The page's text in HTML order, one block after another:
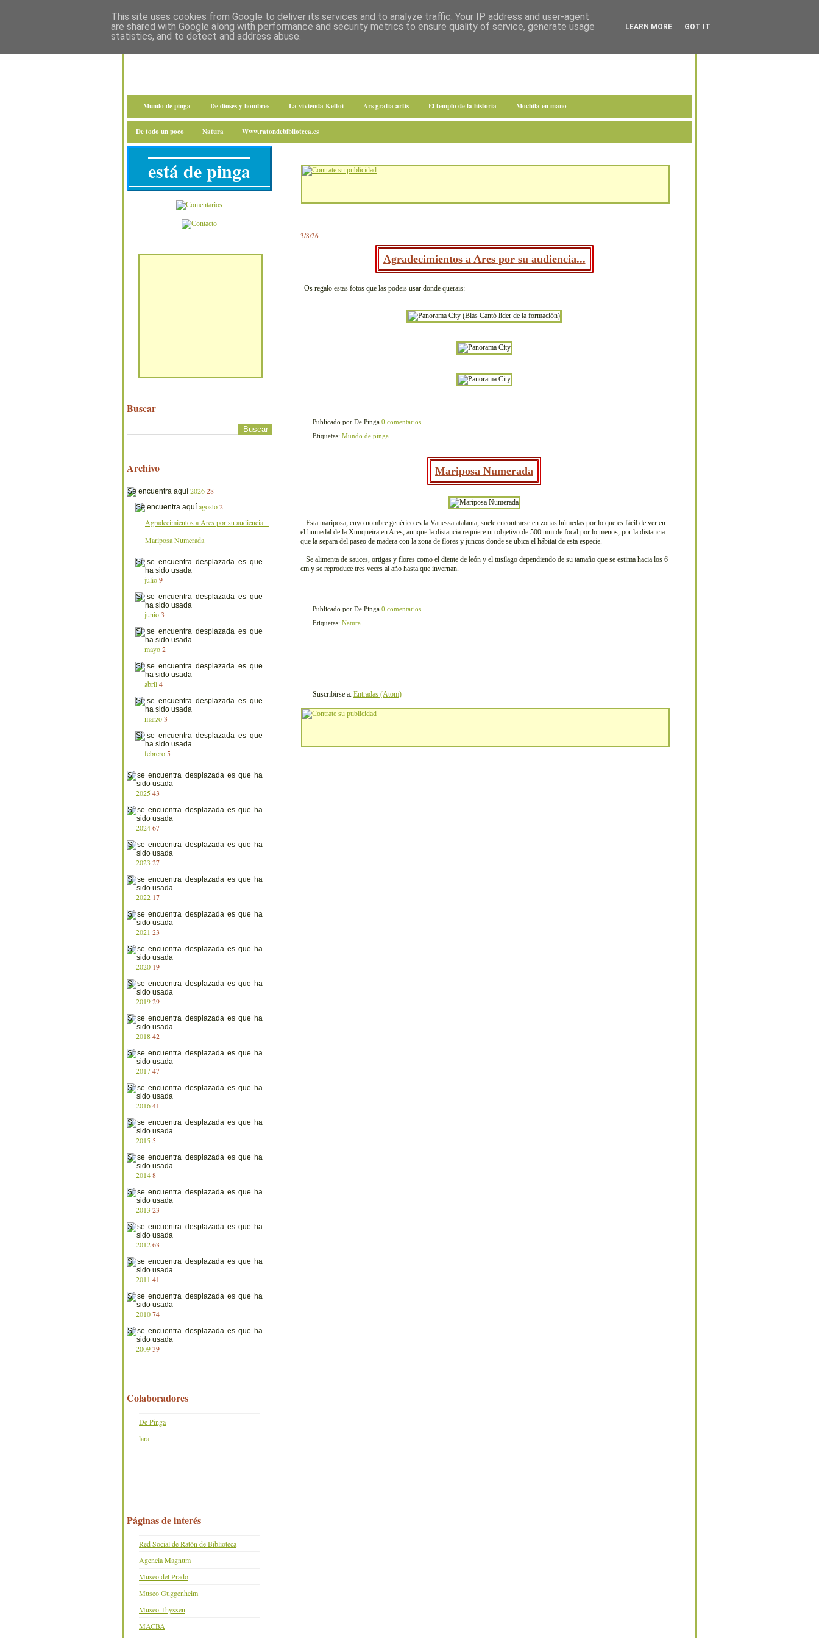
Mundo de pinga De dioses y hombres La vivienda Keltoi Ars gratia artis El templo de la historia Mochila en mano
De todo un poco Natura Www.ratondebiblioteca.es
3/8/26
Agradecimientos a Ares por su audiencia...
Os regalo estas fotos que las podeis usar donde querais:
Publicado por De Pinga 0 comentarios
Etiquetas: Mundo de pinga
Mariposa Numerada
Esta mariposa, cuyo nombre genérico es la Vanessa atalanta, suele encontrarse en zonas húmedas por lo que es fácil de ver en
el humedal de la Xunqueira en Ares, aunque la distancia requiere un objetivo de 500 mm de focal por lo menos, por la distancia
que la separa del paseo de madera con la zona de flores y juncos donde se ubica el hábitat de esta especie.
Se alimenta de sauces, ortigas y flores como el diente de león y el tusilago dependiendo de su tamaño que se estima hacia los 6
cm y se reproduce tres veces al año hasta que invernan.
Publicado por De Pinga 0 comentarios
Etiquetas: Natura
Suscribirse a: Entradas (Atom)
está de pinga
Buscar
Archivo
202628
agosto 2
Agradecimientos a Ares por su audiencia...
Mariposa Numerada
julio 9
junio 3
mayo 2
abril 4
marzo 3
febrero 5
202543
202467
2023 27
2022 17
2021 23
2020 19
201929
201842
201747
201641
2015 5
20148
2013 23
201263
2011 41
201074
200939
Colaboradores
De Pinga
lara
Páginas de interés
Red Social de Ratón de Biblioteca
Agencia Magnum
Museo del Prado
Museo Guggenheim
Museo Thyssen
MACBA
This site uses cookies from Google to deliver its services and to analyze traffic. Your IP address and user-agent
are shared with Google along with performance and security metrics to ensure quality of service, generate usage
statistics, and to detect and address abuse.
LEARN MORE GOT IT